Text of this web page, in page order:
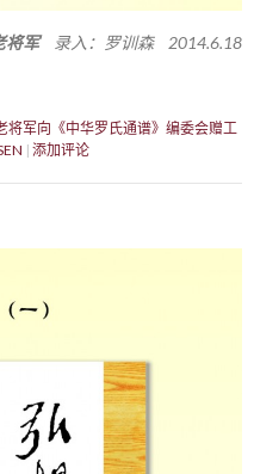
将军录入：罗训森 2014.6.18
军向《中华罗氏通谱》编委会赠工
添加评论